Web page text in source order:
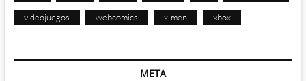
videojuegos webcomics x-men xbox
META